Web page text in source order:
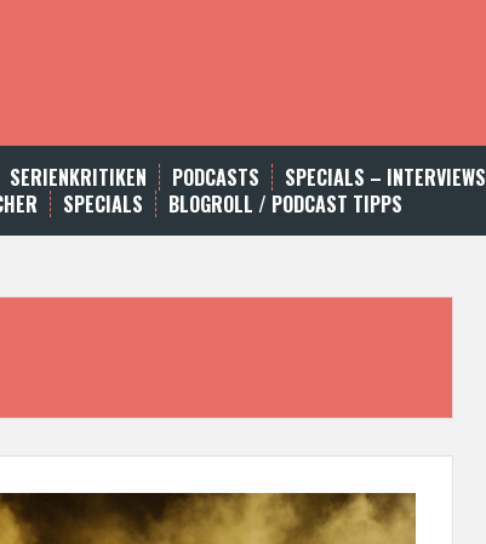
SERIENKRITIKEN PODCASTS SPECIALS – INTERVIEWS
SPECIALS BLOGROLL / PODCAST TIPPS